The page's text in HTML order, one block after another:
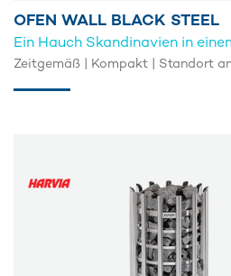
OFEN WALL BLACK STEEL
Ein Hauch Skandinavien in
Zeitgemäß | Kompakt | Standort